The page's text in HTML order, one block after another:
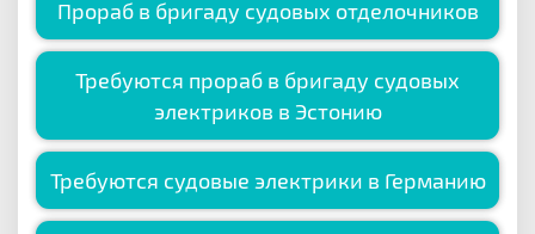
Прораб в бригаду судовых отделочников
Требуются прораб в бригаду судовых
электриков в Эстонию
Требуются судовые электрики в Германию